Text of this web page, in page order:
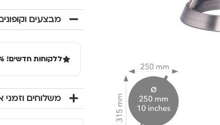
מבצעים
ללקוחות חדשים! 10% הנחה בקנייה ראשונה מעל 100 שקל באתר.
משלוחים